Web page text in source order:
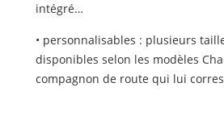
intégré…
• personnalisables : plusieurs
disponibles selon les modèles
compagnon de route qui lui